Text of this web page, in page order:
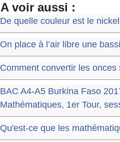
A voir aussi :
De quelle couleur est le
On place à l’air libre une
Comment convertir les
BAC A4-A5 Burkina Faso
Mathématiques, 1er Tour,
Qu'est-ce que les